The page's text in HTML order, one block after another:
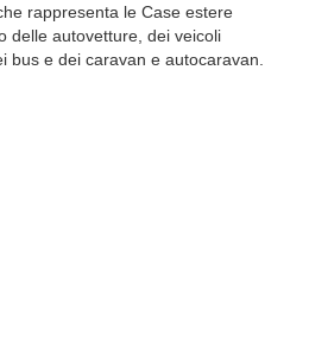
rappresenta le Case estere
delle autovetture, dei veicoli
bus e dei caravan e autocaravan.